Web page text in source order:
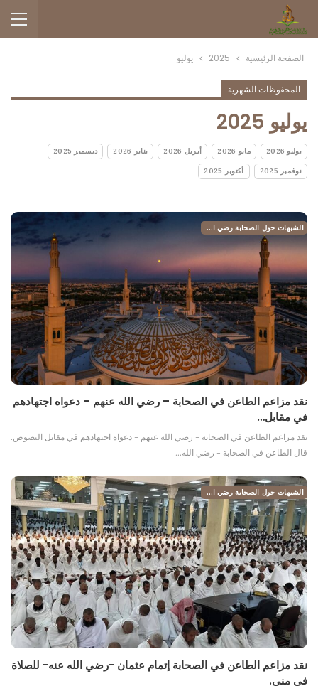
الصفحة الرئيسية 2025 يوليو
المحفوظات الشهرية
يوليو 2025
يوليو 2026 مايو 2026 أبريل 2026 يناير 2026 ديسمبر 2025
نوفمبر 2025 أكتوبر 2025
الشبهات حول الصحابة رضي الله عنهم
نقد مزاعم الطاعن في الصحابة – رضي الله عنهم – دعواه اجتهادهم
في مقابل…
نقد مزاعم الطاعن في الصحابة - رضي الله عنهم - دعواه اجتهادهم في مقابل النصوص.
قال الطاعن في الصحابة - رضي الله…
الشبهات حول الصحابة رضي الله عنهم
نقد مزاعم الطاعن في الصحابة إتمام عثمان -رضي الله عنه- للصلاة
في منى.